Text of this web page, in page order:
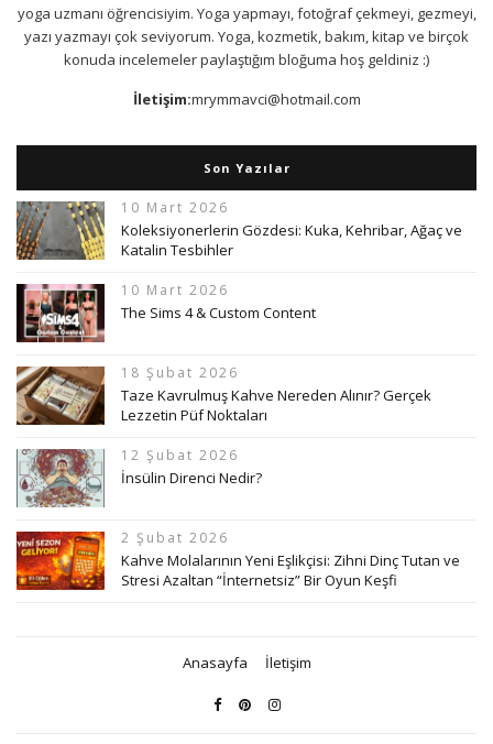
yoga uzmanı öğrencisiyim. Yoga yapmayı, fotoğraf çekmeyi, gezmeyi,
yazı yazmayı çok seviyorum. Yoga, kozmetik, bakım, kitap ve birçok
konuda incelemeler paylaştığım bloğuma hoş geldiniz :)
İletişim:mrymmavci@hotmail.com
Son Yazılar
10 Mart 2026
Koleksiyonerlerin Gözdesi: Kuka, Kehribar, Ağaç ve
Katalin Tesbihler
10 Mart 2026
The Sims 4 & Custom Content
18 Şubat 2026
Taze Kavrulmuş Kahve Nereden Alınır? Gerçek
Lezzetin Püf Noktaları
12 Şubat 2026
İnsülin Direnci Nedir?
2 Şubat 2026
Kahve Molalarının Yeni Eşlikçisi: Zihni Dinç Tutan ve
Stresi Azaltan “İnternetsiz” Bir Oyun Keşfi
Anasayfa İletişim